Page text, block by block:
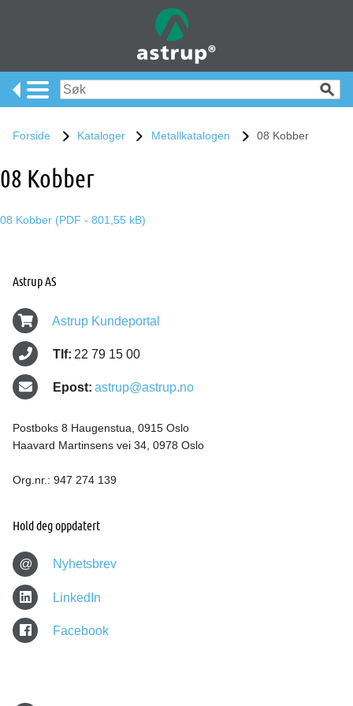
Forside Kataloger Metallkatalogen 08 Kobber
08 Kobber
08 Kobber (PDF - 801,55 kB)
Astrup AS
Astrup Kundeportal
Tlf: 22 79 15 00
Epost: astrup@astrup.no
Postboks 8 Haugenstua, 0915 Oslo
Haavard Martinsens vei 34, 0978 Oslo
Org.nr.: 947 274 139
Hold deg oppdatert
@ Nyhetsbrev
LinkedIn
Facebook